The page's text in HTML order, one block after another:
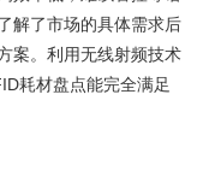
解了市场的具体需求后
案。利用无线射频技术
耗材盘点能完全满足